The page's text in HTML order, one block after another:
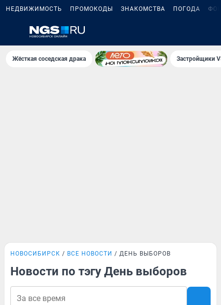
НЕДВИЖИМОСТЬ ПРОМОКОДЫ ЗНАКОМСТВА ПОГОДА
Жёсткая соседская драка Застройщики
НОВОСИБИРСК ВСЕ НОВОСТИ ДЕНЬ ВЫБОРОВ
Новости по тэгу День выборов